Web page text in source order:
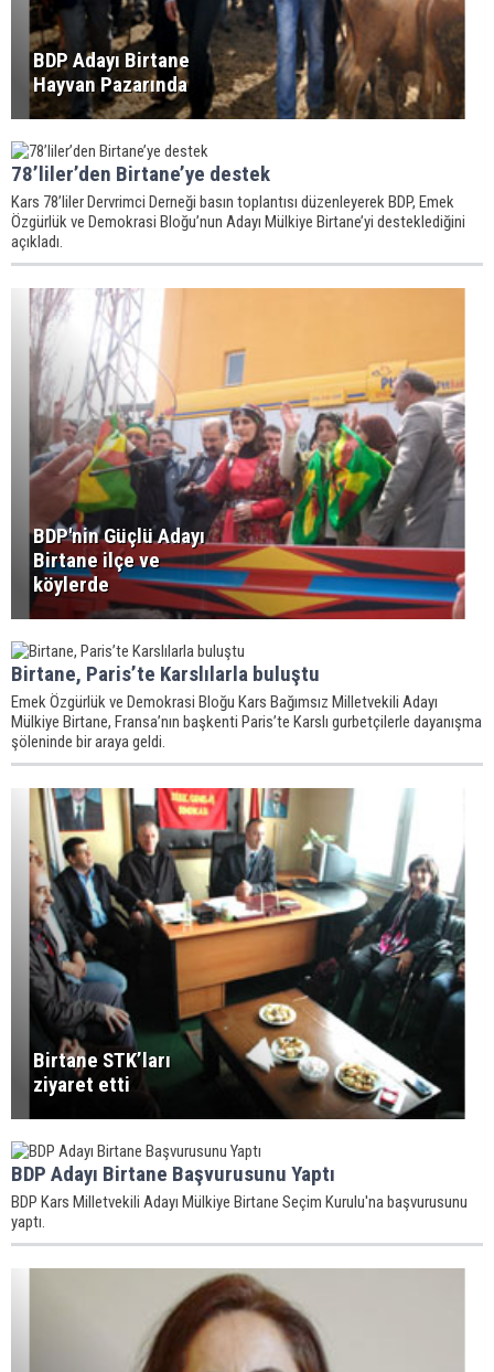
BDP Adayı Birtane
Hayvan Pazarında
78’liler’den Birtane’ye destek
Kars 78’liler Dervrimci Derneği basın toplantısı düzenleyerek BDP, Emek
Özgürlük ve Demokrasi Bloğu’nun Adayı Mülkiye Birtane’yi desteklediğini
açıkladı.
BDP'nin Güçlü Adayı
Birtane ilçe ve
köylerde
Birtane, Paris’te Karslılarla buluştu
Emek Özgürlük ve Demokrasi Bloğu Kars Bağımsız Milletvekili Adayı
Mülkiye Birtane, Fransa’nın başkenti Paris’te Karslı gurbetçilerle dayanışma
şöleninde bir araya geldi.
Birtane STK’ları
ziyaret etti
BDP Adayı Birtane Başvurusunu Yaptı
BDP Kars Milletvekili Adayı Mülkiye Birtane Seçim Kurulu'na başvurusunu
yaptı.